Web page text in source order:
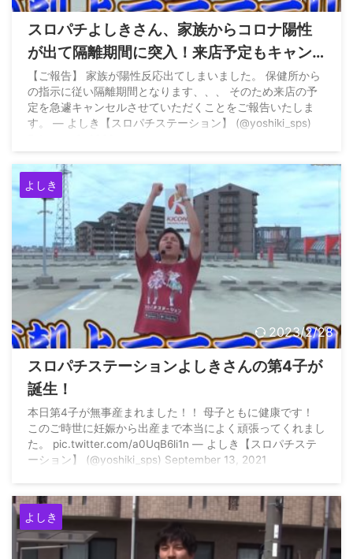
スロパチよしきさん、家族からコロナ陽性
が出て隔離期間に突入！来店予定もキャン
セルへ…
【ご報告】 家族が陽性反応出てしまいました。 保健所から
の指示に従い隔離期間となります、、、 そのため来店の予
定を急遽キャンセルさせていただくことをご報告いたしま
す。 — よしき【スロパチステーション】 (@yoshiki_sps)
よしき
2023/2/28
スロパチステーションよしきさんの第4子が
誕生！
本日第4子が無事産まれました！！ 母子ともに健康です！
このご時世に妊娠から出産まで本当によく頑張ってくれまし
た。 pic.twitter.com/a0UqB6li1n — よしき【スロパチステ
ーション】 (@yoshiki_sps) September 13, 2021
よしき